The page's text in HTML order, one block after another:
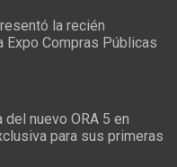
la recién
Expo Compras Públicas
nuevo ORA 5 en
para sus primeras